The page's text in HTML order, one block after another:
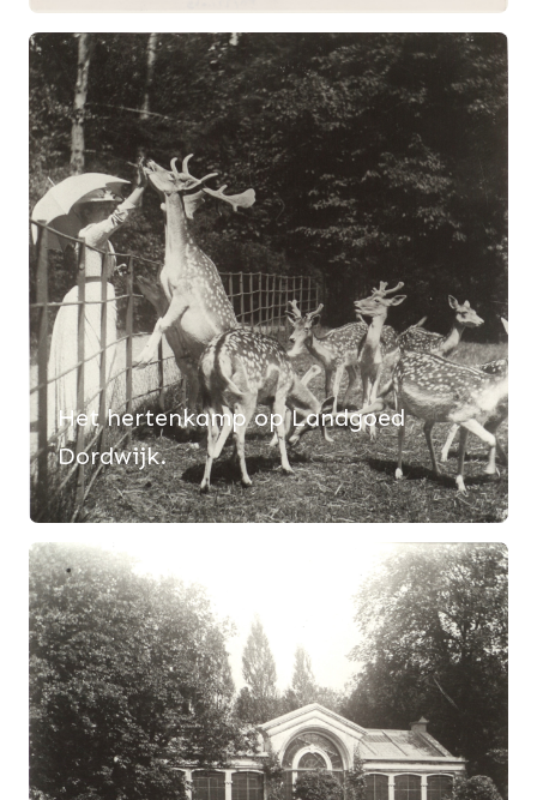
Het hertenkamp op Landgoed
Dordwijk.